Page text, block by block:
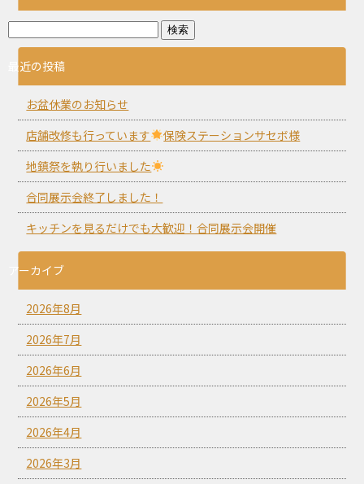
最近の投稿
お盆休業のお知らせ
店舗改修も行っています
保険ステーションサセボ様
地鎮祭を執り行いました
合同展示会終了しました！
キッチンを見るだけでも大歓迎！合同展示会開催
アーカイブ
2026年8月
2026年7月
2026年6月
2026年5月
2026年4月
2026年3月